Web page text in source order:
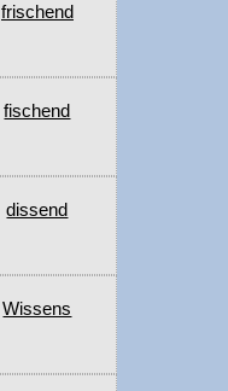
frischend
fischend
dissend
Wissens